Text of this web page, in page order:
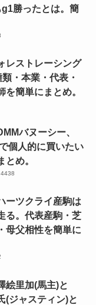
勝ったとは。簡
レストレーシング
・本業・代表・
を簡単にまとめ。
バヌーシー、
個人的に買いたい
とめ。
4438
ーツクライ産駒は
る。代表産駒・芝
母父相性を簡単に
絵里加(馬主)と
(ジャスティン)と